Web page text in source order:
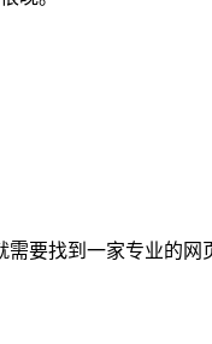
要找到一家专业的